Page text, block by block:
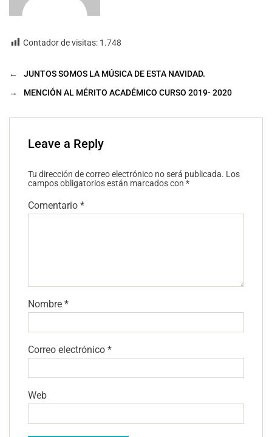
Contador de visitas: 1.748
←
JUNTOS SOMOS LA MÚSICA DE ESTA NAVIDAD.
→
MENCIÓN AL MÉRITO ACADÉMICO CURSO 2019- 2020
Leave a Reply
Tu dirección de correo electrónico no será publicada. Los
campos obligatorios están marcados con *
Comentario *
Nombre *
Correo electrónico *
Web